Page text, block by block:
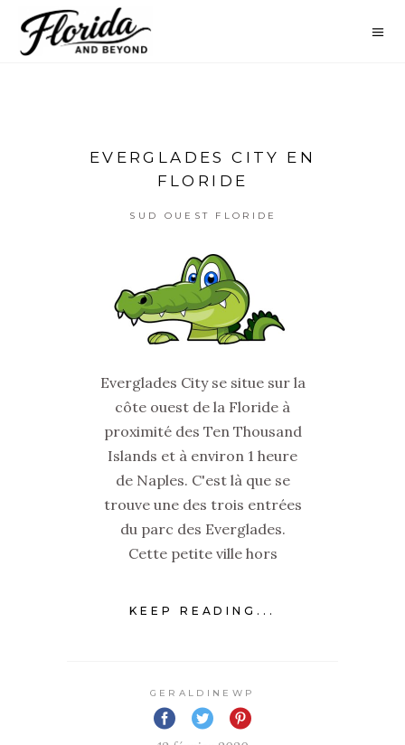
EVERGLADES CITY EN
FLORIDE
SUD OUEST FLORIDE
Everglades City se situe sur la
côte ouest de la Floride à
proximité des Ten Thousand
Islands et à environ 1 heure
de Naples. C'est là que se
trouve une des trois entrées
du parc des Everglades.
Cette petite ville hors
KEEP READING...
GERALDINEWP